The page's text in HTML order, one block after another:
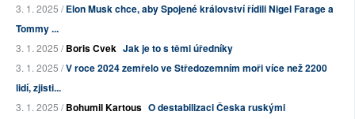
3. 1. 2025 /Elon Musk chce, aby Spojené království řídili Nigel Farage a
Tommy ...
3. 1. 2025 /Boris Cvek Jak je to s těmi úředníky
3. 1. 2025 /V roce 2024 zemřelo ve Středozemním moři více než 2200
lidí, zjisti...
3. 1. 2025 /Bohumil Kartous O destabilizaci Česka ruskými